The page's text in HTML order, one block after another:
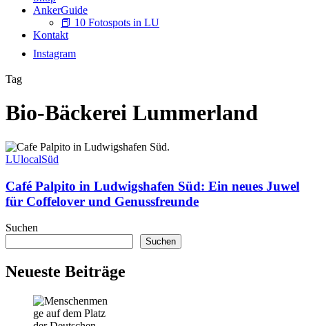
AnkerGuide
📕 10 Fotospots in LU
Kontakt
Instagram
Tag
Bio-Bäckerei Lummerland
Café
Palpito
Ludwigshafen
Süd:
Ein
Juwel
für
und
LUlocalSüd
Café Palpito in Ludwigshafen Süd: Ein neues Juwel
für Coffelover und Genussfreunde
Suchen
Suchen
Neueste Beiträge